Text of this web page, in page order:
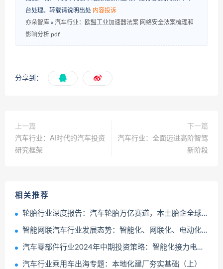
台处理。转载请说明出处 内容投诉
亦朵智库 » 汽车行业：欧盟工业加速器法案 网络安全法案梳理和
影响分析.pdf
分享到：
上一篇
汽车行业：AI时代的汽车投资
研究框架
下一篇
汽车行业：全面迈进高阶智驾
新阶段
相关推荐
轮胎行业深度报告：汽车轮胎万亿赛道，本土胎企全球替代加速成长
智能网联汽车行业发展态势：智能化、网联化、电动化推动车联网智能终端的升级迭代
汽车零部件行业2024年中期投资策略：智能化接力电动化全球化从1到100
汽车行业乘用车出海专题：本地化建厂夯实基础（上）